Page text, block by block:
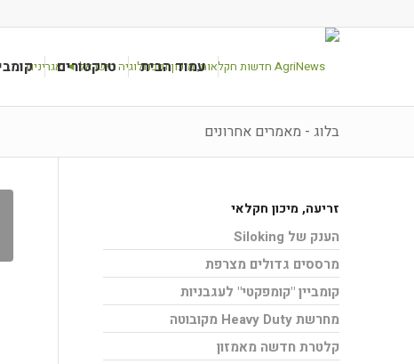
עמוד הבית טרקטורים
בלוג - מאמרים אחרונים
זריעה, מיכון חקלאי
הענק של Siloking
מרססים גדולים מצרפת
קומביין "קומפקטי" לעגבניות
מחרשת Heavy Duty מקובוטה
קלטרת חדשה מאמזון